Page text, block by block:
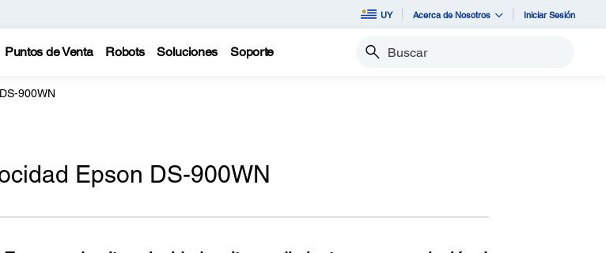
UY Acerca de Nosotros Iniciar Sesión
Puntos de Venta Robots Soluciones Soporte Buscar
900WN
Epson DS-900WN